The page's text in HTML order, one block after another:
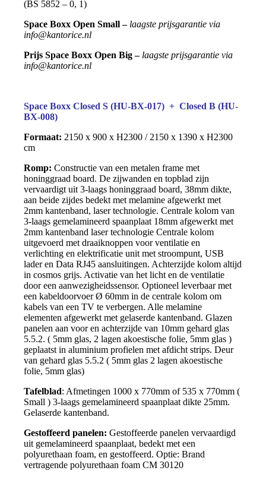
(BS 5852 – 0, 1)
Space Boxx Open Small – laagste prijsgarantie via
info@kantorice.nl
Prijs Space Boxx Open Big – laagste prijsgarantie via
info@kantorice.nl
Space Boxx Closed S (HU-BX-017) + Closed B (HU-
BX-008)
Formaat: 2150 x 900 x H2300 / 2150 x 1390 x H2300
cm
Romp: Constructie van een metalen frame met
honinggraad board. De zijwanden en topblad zijn
vervaardigt uit 3-laags honinggraad board, 38mm dikte,
aan beide zijdes bedekt met melamineafgewerkt met
2mm kantenband, laser technologie. Centrale kolom van
3-laags gemelamineerd spaanplaat 18mm afgewerkt met
2mm kantenband laser technologie Centrale kolom
uitgevoerd met draaiknoppen voor ventilatie en
verlichting en elektrificatie unit met stroompunt, USB
lader en Data RJ45 aansluitingen. Achterzijde kolom altijd
in cosmos grijs. Activatie van het licht en de ventilatie
door een aanwezigheidssensor. Optioneel leverbaar met
een kabeldoorvoer Ø 60mm in de centrale kolom om
kabels van een TV te verbergen. Alle melamine
elementen afgewerkt met gelaserde kantenband. Glazen
panelen aan voor en achterzijde van 10mm gehard glas
5.5.2. ( 5mm glas, 2 lagen akoestische folie, 5mm glas )
geplaatst in aluminium profielen met afdicht strips. Deur
van gehard glas 5.5.2 ( 5mm glas 2 lagen akoestische
folie, 5mm glas)
Tafelblad: Afmetingen 1000 x 770mm of 535 x 770mm (
Small ) 3-laags gemelamineerd spaanplaat dikte 25mm.
Gelaserde kantenband.
Gestoffeerd panelen: Gestoffeerde panelen vervaardigd
uit gemelamineerd spaanplaat, bedekt met een
polyurethaan foam, en gestoffeerd. Optie: Brand
vertragende polyurethaan foam CM 30120